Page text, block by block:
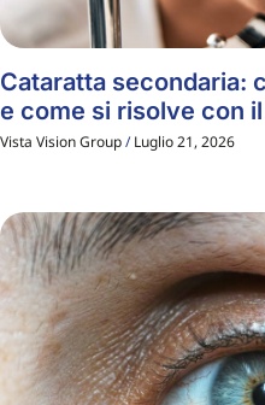
Cataratta secondaria:
e come si risolve con il
Vista Vision Group Luglio 21, 2026